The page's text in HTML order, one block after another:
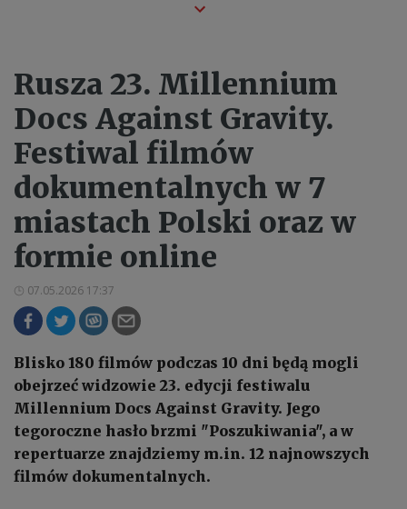
Rusza 23. Millennium
Docs Against Gravity.
Festiwal filmów
dokumentalnych w 7
miastach Polski oraz w
formie online
07.05.2026 17:37
Blisko 180 filmów podczas 10 dni będą mogli
obejrzeć widzowie 23. edycji festiwalu
Millennium Docs Against Gravity. Jego
tegoroczne hasło brzmi "Poszukiwania", a w
repertuarze znajdziemy m.in. 12 najnowszych
filmów dokumentalnych.